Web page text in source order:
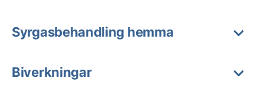
Syrgasbehandling hemma
Biverkningar